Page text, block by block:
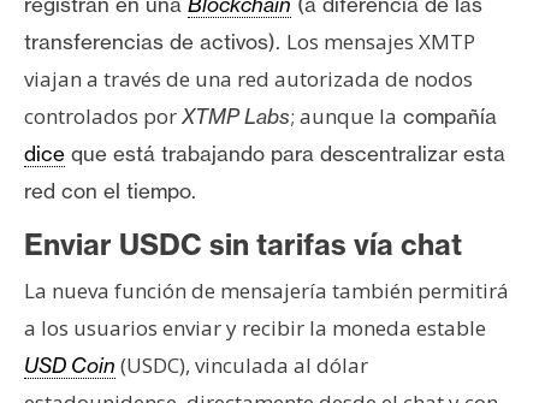
transferencias de activos). Los mensajes XMTP
viajan a través de una red autorizada de nodos
controlados porXTMP Labs; aunque la compañía
dice que está trabajando para descentralizar esta
red con el tiempo.
Enviar USDC sin tarifas vía chat
La nueva función de mensajería también permitirá
a los usuarios enviar y recibir la moneda estable
USD Coin (USDC), vinculada al dólar